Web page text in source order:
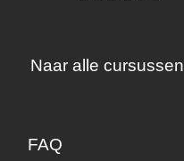
Naar alle cursussen
Zonne-energie
FAQ